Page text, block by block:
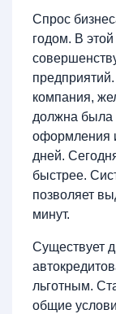
Спрос
годом. В
компания,
должна была
оформления
дней.
быстрее.
позволяет
минут.
Существует
льготным.
общие